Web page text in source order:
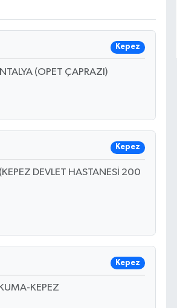
Kepez
(OPET ÇAPRAZI)
Kepez
DEVLET HASTANESİ 200
Kepez
KEPEZ